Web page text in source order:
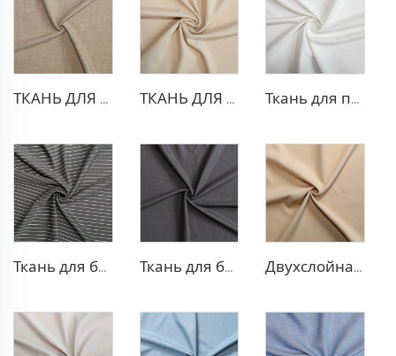
ТКАНЬ ДЛЯ ТРИКОТАЖНЫХ БРЮК ИЗ ПОЛИЭСТЕРА И ВИСКОЗЫ ТКАНЬ ДЛЯ БЛЕЙЗЕРА ИЗ ПОЛИЭСТЕРА И ВИСКОЗЫ Ткань для платья из полиэстера и вискозы с эффектом стрейч
Ткань для брюк в стиле TR Strip Ткань для блейзера TR с эффектом стрейч Двухслойная ткань для платья TR